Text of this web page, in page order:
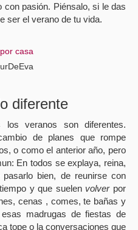
pasión. Piénsalo, si le das
ser el verano de tu vida.
casa
diferente
los veranos son diferentes.
de planes que rompe
o como el anterior año, pero
En todos se explaya, reina,
bien, de reunirse con
y que suelen volverpor
cenas , comes, te bañas y
madrugas de fiestas de
tope o la conversaciones que